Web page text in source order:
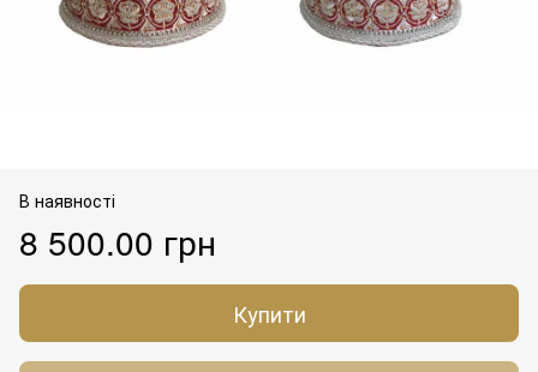
В наявності
8 500.00 грн
Купити